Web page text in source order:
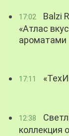
17:02
Balzi
«Атлас
ароматами
17:11
12:38
коллекция